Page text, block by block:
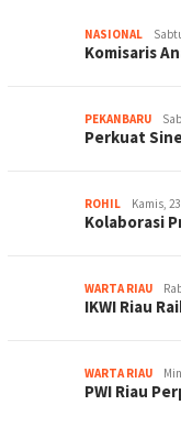
NASIONAL
Komisaris
PEKANBARU
Perkuat
ROHIL Kamis,
Kolaborasi
WARTA RIAU
IKWI Riau
WARTA RIAU
PWI Riau